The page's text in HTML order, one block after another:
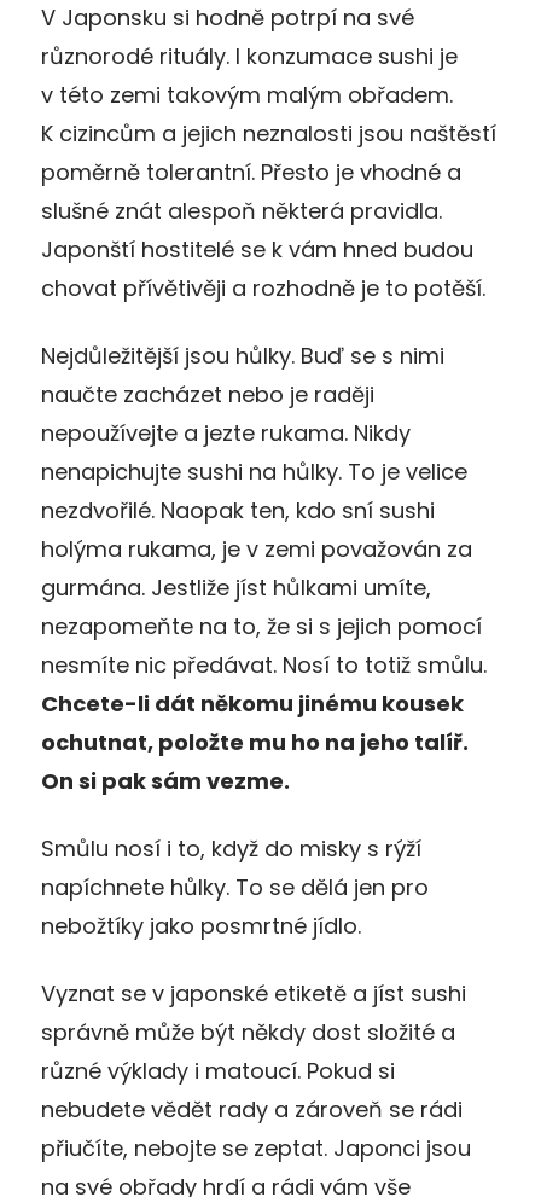
V Japonsku si hodně potrpí na své
různorodé rituály. I konzumace sushi je
v této zemi takovým malým obřadem.
K cizincům a jejich neznalosti jsou naštěstí
poměrně tolerantní. Přesto je vhodné a
slušné znát alespoň některá pravidla.
Japonští hostitelé se k vám hned budou
chovat přívětivěji a rozhodně je to potěší.
Nejdůležitější jsou hůlky. Buď se s nimi
naučte zacházet nebo je raději
nepoužívejte a jezte rukama. Nikdy
nenapichujte sushi na hůlky. To je velice
nezdvořilé. Naopak ten, kdo sní sushi
holýma rukama, je v zemi považován za
gurmána. Jestliže jíst hůlkami umíte,
nezapomeňte na to, že si s jejich pomocí
nesmíte nic předávat. Nosí to totiž smůlu.
Chcete-li dát někomu jinému kousek
ochutnat, položte mu ho na jeho talíř.
On si pak sám vezme.
Smůlu nosí i to, když do misky s rýží
napíchnete hůlky. To se dělá jen pro
nebožtíky jako posmrtné jídlo.
Vyznat se v japonské etiketě a jíst sushi
správně může být někdy dost složité a
různé výklady i matoucí. Pokud si
nebudete vědět rady a zároveň se rádi
přiučíte, nebojte se zeptat. Japonci jsou
na své obřady hrdí a rádi vám vše